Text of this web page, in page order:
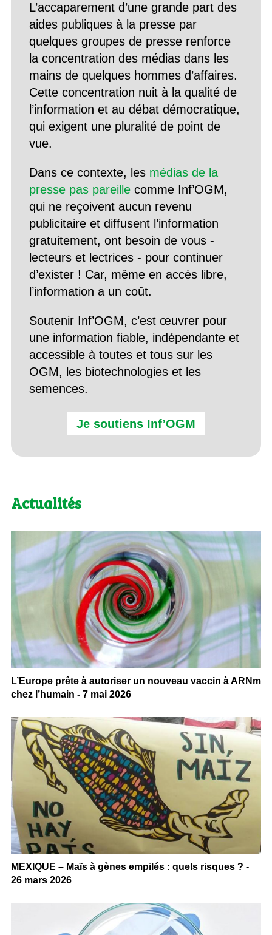
L’accaparement d’une grande part des
aides publiques à la presse par
quelques groupes de presse renforce
la concentration des médias dans les
mains de quelques hommes d’affaires.
Cette concentration nuit à la qualité de
l’information et au débat démocratique,
qui exigent une pluralité de point de
vue.
Dans ce contexte, les médias de la
presse pas pareillecomme Inf’OGM,
qui ne reçoivent aucun revenu
publicitaire et diffusent l’information
gratuitement, ont besoin de vous -
lecteurs et lectrices - pour continuer
d’exister ! Car, même en accès libre,
l’information a un coût.
Soutenir Inf’OGM, c’est œuvrer pour
une information fiable, indépendante et
accessible à toutes et tous sur les
OGM, les biotechnologies et les
semences.
Je soutiens Inf’OGM
Actualités
L’Europe prête à autoriser un nouveau vaccin à ARNm
chez l’humain - 7 mai 2026
MEXIQUE – Maïs à gènes empilés : quels risques ? -
26 mars 2026